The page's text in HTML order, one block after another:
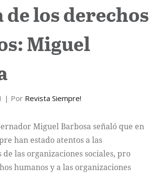
de los derechos
Miguel
| Por Revista Siempre!
Miguel Barbosa señaló que en
han estado atentos a las
las organizaciones sociales, pro
humanos y a las organizaciones